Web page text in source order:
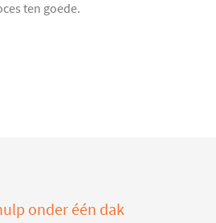
ten goede.
onder één dak